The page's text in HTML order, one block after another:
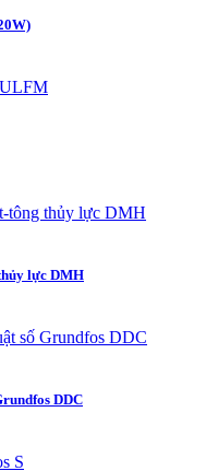
lực DMH
DDC